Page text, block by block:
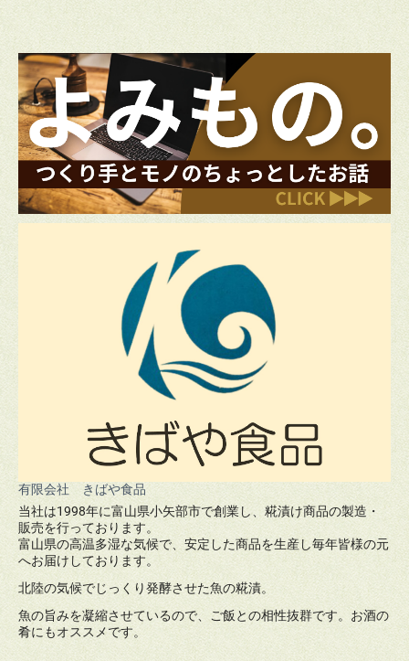
有限会社 きばや食品
当社は1998年に富山県小矢部市で創業し、糀漬け商品の製造・
販売を行っております。
富山県の高温多湿な気候で、安定した商品を生産し毎年皆様の元
へお届けしております。
北陸の気候でじっくり発酵させた魚の糀漬。
魚の旨みを凝縮させているので、ご飯との相性抜群です。お酒の
肴にもオススメです。